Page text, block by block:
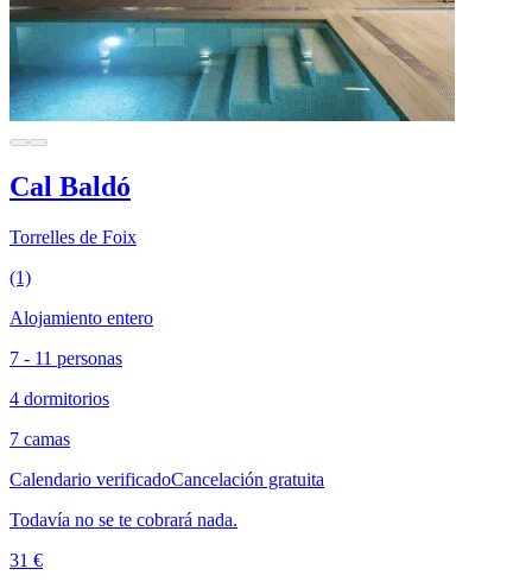
Cal Baldó
Torrelles de Foix
(1)
Alojamiento entero
7 - 11 personas
4 dormitorios
7 camas
Calendario verificadoCancelación gratuita
Todavía no se te cobrará nada.
31 €